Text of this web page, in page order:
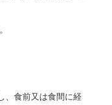
、食前又は食間に経